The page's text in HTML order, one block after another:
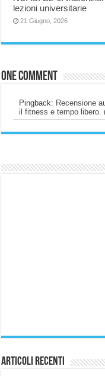
lezioni universitarie
21 Giugno, 2026
One comment
Pingback: Recensione
il fitness e tempo libero.
Articoli Recenti